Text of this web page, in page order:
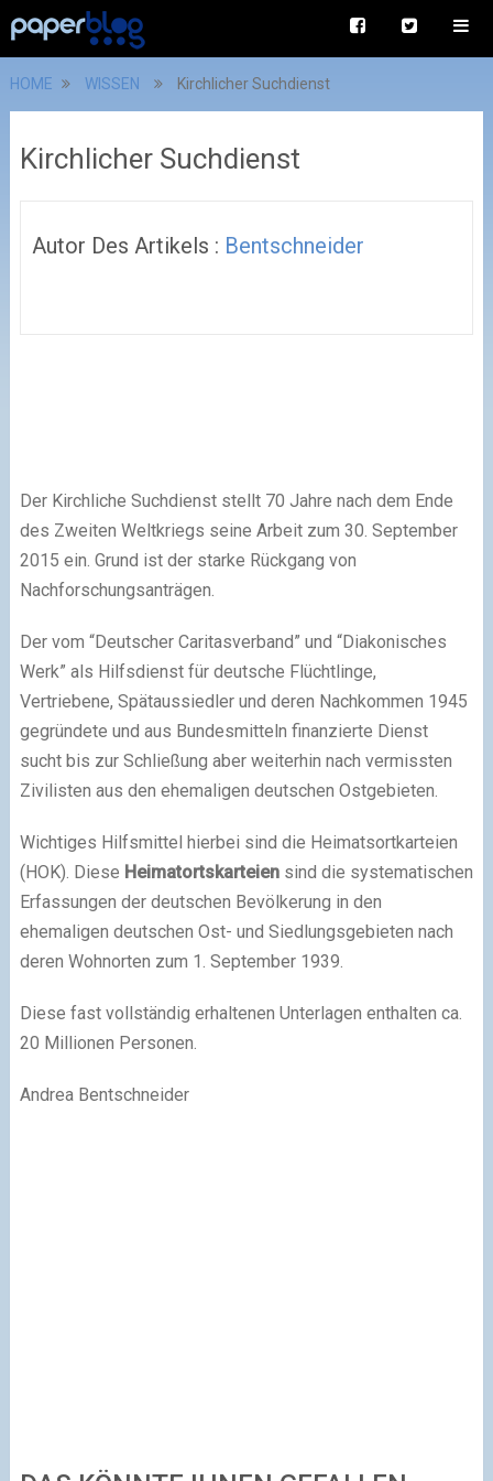
HOME WISSEN Kirchlicher Suchdienst
Kirchlicher Suchdienst
Autor Des Artikels : Bentschneider
Der Kirchliche Suchdienst stellt 70 Jahre nach dem Ende
des Zweiten Weltkriegs seine Arbeit zum 30. September
2015 ein. Grund ist der starke Rückgang von
Nachforschungsanträgen.
Der vom “Deutscher Caritasverband” und “Diakonisches
Werk” als Hilfsdienst für deutsche Flüchtlinge,
Vertriebene, Spätaussiedler und deren Nachkommen 1945
gegründete und aus Bundesmitteln finanzierte Dienst
sucht bis zur Schließung aber weiterhin nach vermissten
Zivilisten aus den ehemaligen deutschen Ostgebieten.
Wichtiges Hilfsmittel hierbei sind die Heimatsortkarteien
(HOK). Diese Heimatortskarteiensind die systematischen
Erfassungen der deutschen Bevölkerung in den
ehemaligen deutschen Ost- und Siedlungsgebieten nach
deren Wohnorten zum 1. September 1939.
Diese fast vollständig erhaltenen Unterlagen enthalten ca.
20 Millionen Personen.
Andrea Bentschneider